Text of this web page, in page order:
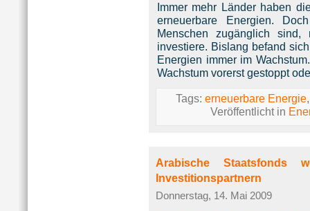
Immer mehr Länder haben
erneuerbare Energien.
Menschen zugänglich
investiere. Bislang befand
Energien immer im
Wachstum vorerst gestoppt
Tags: erneuerbare Energie
Veröffentlicht in
Arabische Staatsfonds
Investitionspartnern
Donnerstag, 14. Mai 2009